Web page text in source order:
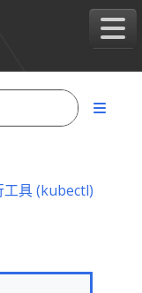
工具 (kubectl)